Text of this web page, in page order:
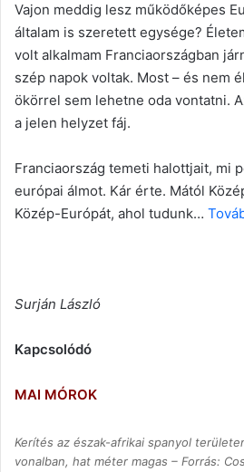
Vajon meddig lesz működőképes
általam is szeretett egysége?
volt alkalmam Franciaországban
szép napok voltak. Most – és nem
ökörrel sem lehetne oda vontatni.
a jelen helyzet fáj.
Franciaország temeti halottjait, mi
európai álmot. Kár érte. Mától
Közép-Európát, ahol tudunk…
Surján László
Kapcsolódó
MAI MÓROK
Kerítés az észak-afrikai spanyol
vonalban, hat méter magas – Forrás: